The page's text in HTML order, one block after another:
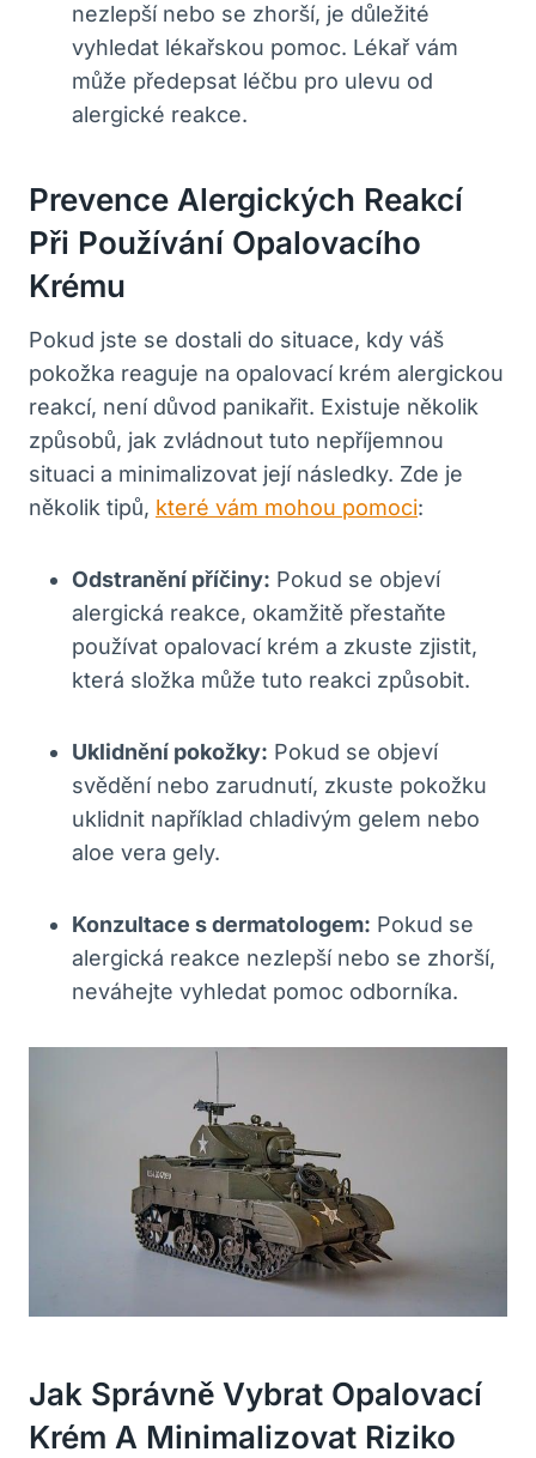
nezlepší nebo se zhorší, je důležité
vyhledat​ lékařskou pomoc. Lékař vám‍
může předepsat ⁤léčbu pro ulevu‍ od⁢
alergické reakce.
Prevence Alergických Reakcí
Při Používání Opalovacího
Krému
Pokud jste se​ dostali do situace, kdy váš‌
pokožka reaguje na opalovací⁢ krém alergickou
reakcí, není důvod panikařit. Existuje několik‌
způsobů, ‍jak zvládnout⁤ tuto nepříjemnou
situaci a ‍minimalizovat její⁤ následky. Zde ‍je
několik tipů, které vám mohou pomoci:
Odstranění příčiny: ⁣Pokud se objeví
alergická ‌reakce, okamžitě přestaňte
používat opalovací krém a ​zkuste zjistit,
⁤která složka může tuto reakci způsobit.
Uklidnění pokožky: Pokud se objeví ​
svědění nebo zarudnutí, zkuste pokožku
uklidnit ‍například ⁢chladivým ⁢gelem nebo
aloe vera ⁣gely.
Konzultace s dermatologem: Pokud⁢ se
alergická‌ reakce nezlepší nebo‌ se zhorší,
‌neváhejte vyhledat pomoc ‍odborníka.
Jak Správně Vybrat Opalovací‌
Krém A Minimalizovat‍ Riziko